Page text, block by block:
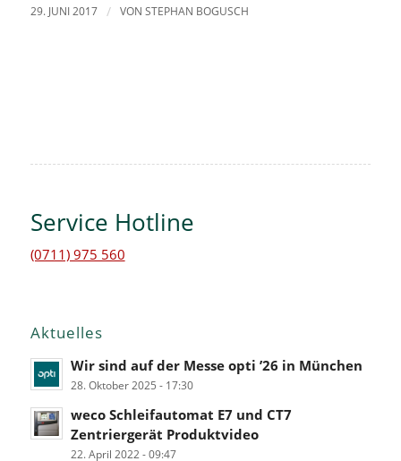
29. JUNI 2017 / VON STEPHAN BOGUSCH
Service Hotline
(0711) 975 560
Aktuelles
Wir sind auf der Messe opti ’26 in München
28. Oktober 2025 - 17:30
weco Schleifautomat E7 und CT7
Zentriergerät Produktvideo
22. April 2022 - 09:47